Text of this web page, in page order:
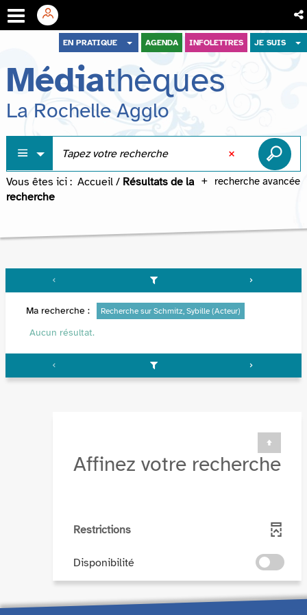
menu
contenu
recherche
EN PRATIQUE AGENDA INFOLETTRES JE SUIS
Médiathèques
La Rochelle Agglo
recherche avancée
Vous êtes ici : Accueil / Résultats de la
recherche
Ma recherche : Recherche sur Schmitz, Sybille (Acteur)
Aucun résultat.
Affinez votre recherche
Restrictions
Disponibilité
-
ajouter